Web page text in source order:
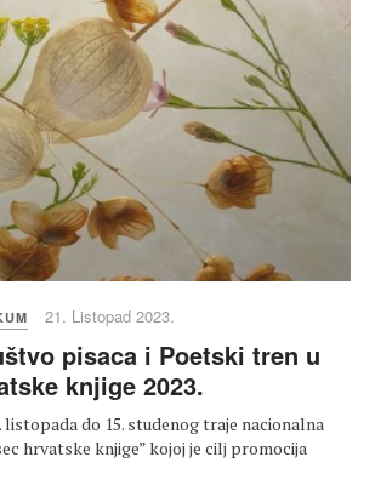
21. Listopad 2023.
pisaca i Poetski tren u
knjige 2023.
listopada do 15. studenog traje nacionalna
hrvatske knjige” kojoj je cilj promocija